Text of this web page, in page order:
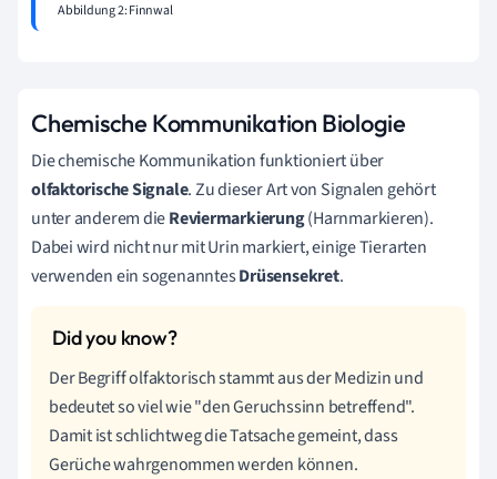
Abbildung 2: Finnwal
Chemische Kommunikation Biologie
Die chemische Kommunikation funktioniert über
olfaktorische Signale. Zu dieser Art von Signalen gehört
unter anderem dieReviermarkierung(Harnmarkieren).
Dabei wird nicht nur mit Urin markiert, einige Tierarten
verwenden ein sogenanntesDrüsensekret.
Der Begriff olfaktorisch stammt aus der Medizin und
bedeutet so viel wie "den Geruchssinn betreffend".
Damit ist schlichtweg die Tatsache gemeint, dass
Gerüche wahrgenommen werden können.